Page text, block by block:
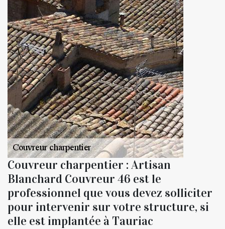
Couvreur charpentier : Artisan
Blanchard Couvreur 46 est le
professionnel que vous devez solliciter
pour intervenir sur votre structure, si
elle est implantée à Tauriac